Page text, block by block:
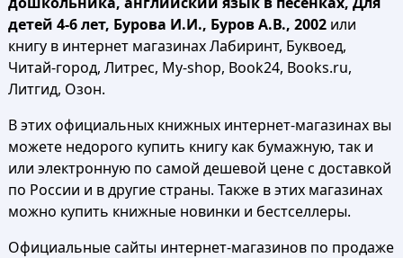
детей 4-6 лет, Бурова И.И., Буров А.В., 2002или
книгу в интернет магазинах Лабиринт, Буквоед,
Читай-город, Литрес, My-shop, Book24, Books.ru,
Литгид, Озон.
В этих официальных книжных интернет-магазинах вы
можете недорого купить книгу как бумажную, так и
или электронную по самой дешевой цене с доставкой
по России и в другие страны. Также в этих магазинах
можно купить книжные новинки и бестселлеры.
Официальные сайты интернет-магазинов по продаже